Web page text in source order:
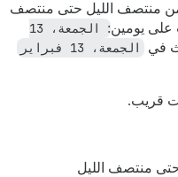
من منتصف الليل حتى منتصف
على يومين:
في الجمعة، 13 فبراير
قريب.
منتصف الليل